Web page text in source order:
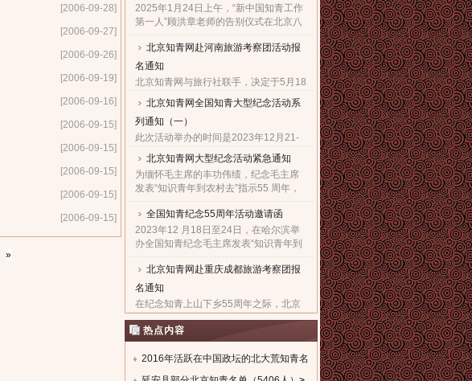
[2006-09-28]
[2006-09-27]
[2006-09-26]
[2006-09-19]
[2006-09-16]
[2006-09-15]
[2006-09-15]
[2006-09-15]
[2006-09-15]
[2006-09-15]
»
2025年1月24日上午，“新中国知青工作
第一人”顾洪章老师的告别仪式在北京八
宝山革命公墓殡仪馆隆重举行。...
北京知青网赴河南旅游考察团活动报
名通知
北京知青网与旅行社联手，决定于5月18
日组织“赴河南旅游考察团”，热烈欢迎广
大知青朋友与亲朋好友们，都能一起来
参加这次极有意义的旅游考察活动。...
北京知青网全国知青大型纪念活动系
列通知（一）
此次活动举办的时间是2023年12月21-
28日。报名的截止日期是2023年12月5
日。因需提前订票，故望准备参加此次
活动的知青朋友一定要尽快抓紧时间报
名。...
北京知青网大型纪念活动紧急通知
为缅怀毛主席的丰功伟绩，纪念毛主席
发表“知识青年到农村去”指示55 周年，
北京知青网、北京知青文化研究会决定
于 2023年12 月21日至27日，在西安举
办隆重的知青纪念大型系......
全国知青纪念55周年活动邀请函
2023年12 月18日至24日，在哈尔滨举
办全国知青纪念毛主席发表“知识青年到
农村去”指示55周年暨毛主席诞辰130周
年大型系列活动，组委会热烈欢迎全国
知青及亲友们积极踊跃报......
北京知青网赴重庆成都旅游考察团报
名通知
在纪念知青上山下乡55周年之际，北京
知青网经与重庆成都知青组织商议决
定，在10月24日组织“赴重庆成都旅游考
察”活动。热烈欢迎知青朋友与所有亲朋
好友们一起来积极参加这......
热点内容
2016年活跃在中国政坛的北大荒知青名